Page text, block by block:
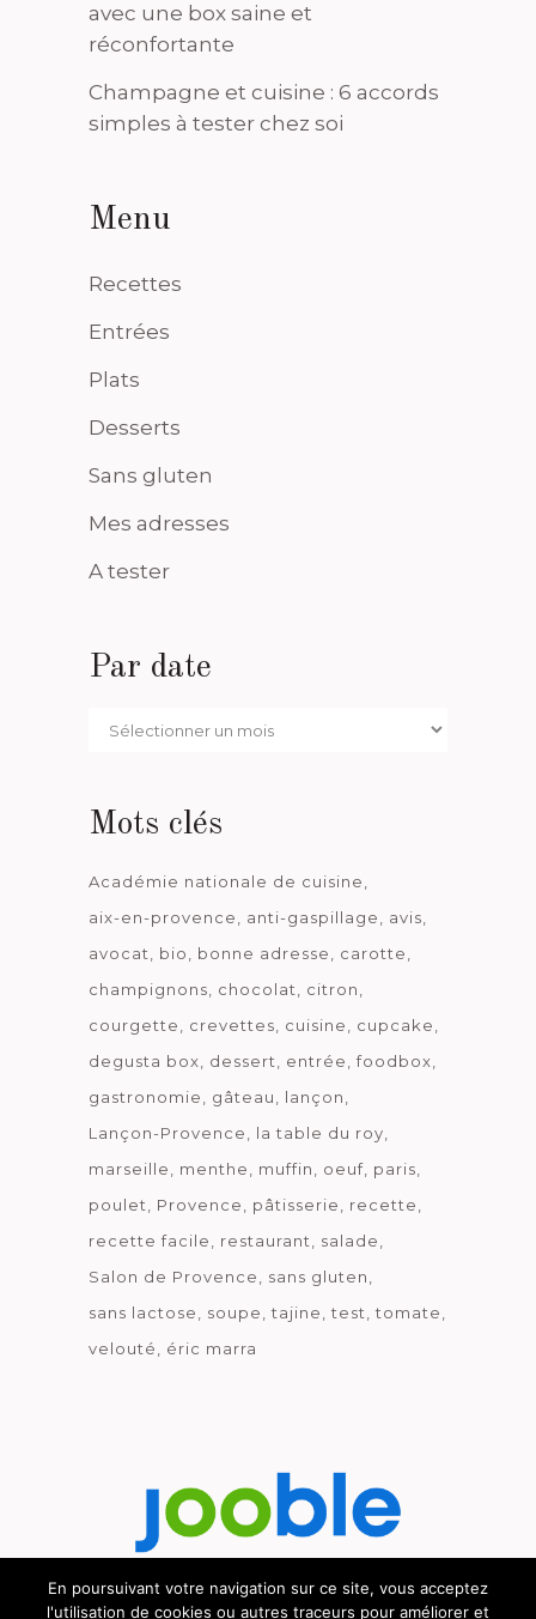
avec une box saine et
réconfortante
Champagne et cuisine : 6 accords
simples à tester chez soi
Menu
Recettes
Entrées
Plats
Desserts
Sans gluten
Mes adresses
A tester
Par date
Par
Mots clés
Académie nationale de cuisine
aix-en-provence
anti-gaspillage
avis
avocat
bio bonne adresse
carotte
champignons
chocolat
citron
courgette
crevettes cuisine
cupcake
degusta box
dessert entrée
foodbox
gastronomie
gâteau
lançon
Lançon-Provence
la table du roy
marseille
menthe muffin oeuf paris
poulet
Provence pâtisserie
recette
recette facile
restaurant
salade
Salon de Provence
sans gluten
sans lactose
soupe tajine test tomate
velouté
éric marra
En poursuivant votre navigation sur ce site, vous acceptez
l'utilisation de cookies ou autres traceurs pour améliorer et